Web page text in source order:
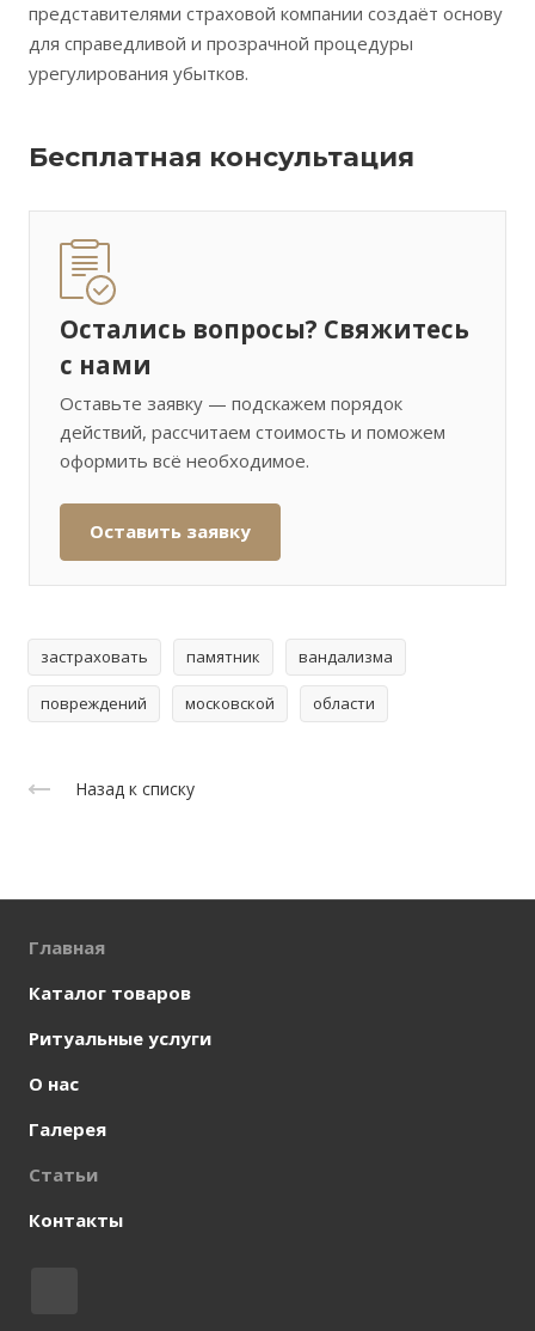
представителями страховой компании создаёт основу
для справедливой и прозрачной процедуры
урегулирования убытков.
Бесплатная консультация
Остались вопросы? Свяжитесь
с нами
Оставьте заявку — подскажем порядок
действий, рассчитаем стоимость и поможем
оформить всё необходимое.
Оставить заявку
застраховать памятник вандализма
повреждений московской области
Назад к списку
Главная
Каталог товаров
Ритуальные услуги
О нас
Галерея
Статьи
Контакты